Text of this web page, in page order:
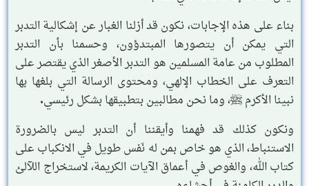
بناء على هذه الإجابات، نكون قد أزلنا الغبار عن إشكالية التدبر
التي يمكن أن يتصورها المبتدؤون، وحسمنا بأن التدبر
المطلوب من عامة المسلمين هو التدبر الأصغر الذي يقتصر على
التعرف على الخطاب الإلهي، ومحتوى الرسالة التي بلغها بها
نبينا الأكرم ﷺ، وما نحن مطالبين بتطبيقها بشكل رئيسي.
ونكون كذلك قد فهمنا وأيقننا أن التدبر ليس بالضرورة
الاستنباط، الذي هو خاص بمن له نَفس طويل في الانكباب على
كتاب الله، والغوص في أعماق الآيات الكريمة، لاستخراج اللآلئ